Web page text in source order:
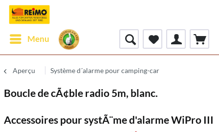
Menu
Aperçu Système d´alarme pour camping-car
Boucle de cÃ¢ble radio 5m, blanc.
Accessoires pour systÃ¨me d'alarme WiPro III